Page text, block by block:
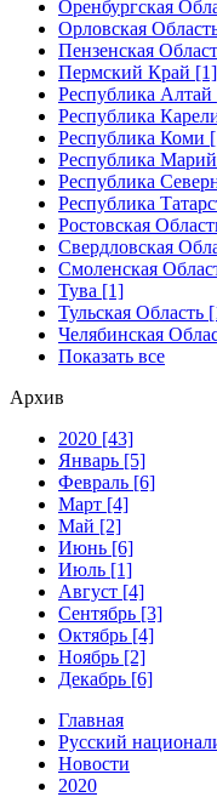
Оренбургская
Орловская
Пензенская
Пермский Край [1]
Республика
Республика
Республика Коми
Республика
Республика
Республика
Ростовская
Свердловская
Смоленская
Тува [1]
Тульская Область
Челябинская
Показать все
Архив
2020 [43]
Январь [5]
Февраль [6]
Март [4]
Май [2]
Июнь [6]
Июль [1]
Август [4]
Сентябрь [3]
Октябрь [4]
Ноябрь [2]
Декабрь [6]
Главная
Русский
Новости
2020